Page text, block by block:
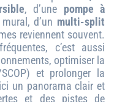
, d’une pompe à
mural, d’un multi-split
reviennent souvent.
c’est aussi
optimiser la
et prolonger la
un panorama clair et
et des pistes de